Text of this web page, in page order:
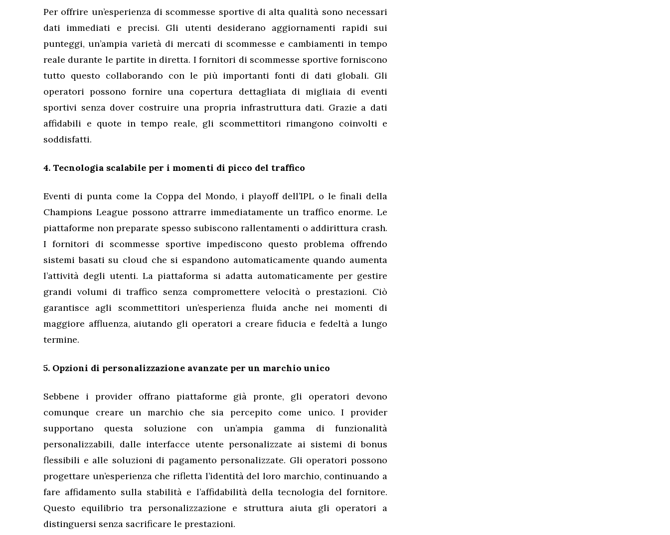
Per offrire un’esperienza di scommesse sportive di alta qualità sono necessari
dati immediati e precisi. Gli utenti desiderano aggiornamenti rapidi sui
punteggi, un’ampia varietà di mercati di scommesse e cambiamenti in tempo
reale durante le partite in diretta. I fornitori di scommesse sportive forniscono
tutto questo collaborando con le più importanti fonti di dati globali. Gli
operatori possono fornire una copertura dettagliata di migliaia di eventi
sportivi senza dover costruire una propria infrastruttura dati. Grazie a dati
affidabili e quote in tempo reale, gli scommettitori rimangono coinvolti e
soddisfatti.
4. Tecnologia scalabile per i momenti di picco del traffico
Eventi di punta come la Coppa del Mondo, i playoff dell’IPL o le finali della
Champions League possono attrarre immediatamente un traffico enorme. Le
piattaforme non preparate spesso subiscono rallentamenti o addirittura crash.
I fornitori di scommesse sportive impediscono questo problema offrendo
sistemi basati su cloud che si espandono automaticamente quando aumenta
l’attività degli utenti. La piattaforma si adatta automaticamente per gestire
grandi volumi di traffico senza compromettere velocità o prestazioni. Ciò
garantisce agli scommettitori un’esperienza fluida anche nei momenti di
maggiore affluenza, aiutando gli operatori a creare fiducia e fedeltà a lungo
termine.
5. Opzioni di personalizzazione avanzate per un marchio unico
Sebbene i provider offrano piattaforme già pronte, gli operatori devono
comunque creare un marchio che sia percepito come unico. I provider
supportano questa soluzione con un’ampia gamma di funzionalità
personalizzabili, dalle interfacce utente personalizzate ai sistemi di bonus
flessibili e alle soluzioni di pagamento personalizzate. Gli operatori possono
progettare un’esperienza che rifletta l’identità del loro marchio, continuando a
fare affidamento sulla stabilità e l’affidabilità della tecnologia del fornitore.
Questo equilibrio tra personalizzazione e struttura aiuta gli operatori a
distinguersi senza sacrificare le prestazioni.